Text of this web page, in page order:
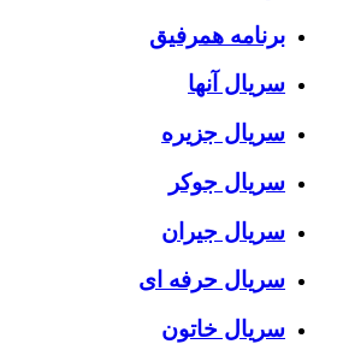
برنامه همرفیق
سریال آنها
سریال جزیره
سریال جوکر
سریال جیران
سریال حرفه ای
سریال خاتون